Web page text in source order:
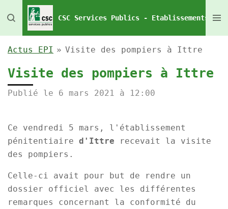
Passer
au
contenu
principal
CSC Services Publics - Etablissements
Actus EPI » Visite des pompiers à Ittre
Visite des pompiers à Ittre
Publié le 6 mars 2021 à 12:00
Ce vendredi 5 mars, l'établissement
pénitentiaire d'Ittre recevait la visite
des pompiers.
Celle-ci avait pour but de rendre un
dossier officiel avec les différentes
remarques concernant la conformité du